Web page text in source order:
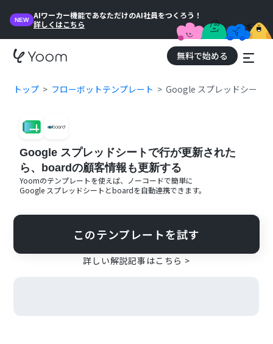
NEW
AIワーカー機能であなただけのAI社員をつくろう！
詳しくはこちら
無料で始める
トップ フローボットテンプレート Google スプレッドシート
Google スプレッドシートで行が更新された
ら、boardの顧客情報も更新する
Yoomのテンプレートを使えば、ノーコードで簡単に
Google スプレッドシート とboardを自動連携できます。
このテンプレートを試す
詳しい解説記事はこちら >